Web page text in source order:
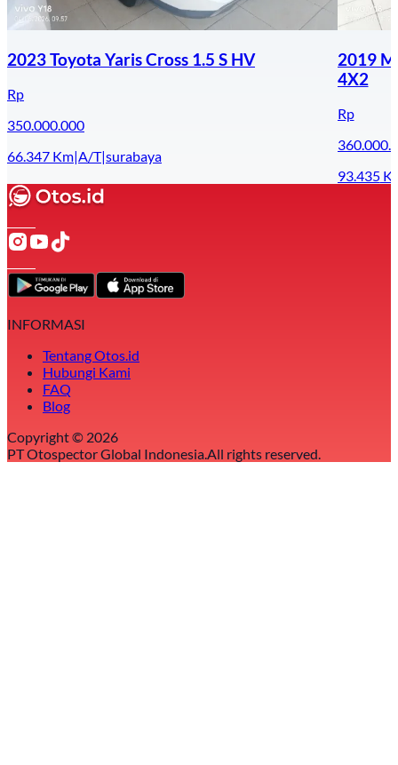
2023 Toyota Yaris Cross 1.5 S HV
Rp
350.000.000
66.347 Km|A/T|surabaya
2019
4X2
Rp
93.435
INFORMASI
Tentang Otos.id
Hubungi Kami
FAQ
Blog
Copyright © 2026
PT Otospector Global Indonesia.All rights reserved.